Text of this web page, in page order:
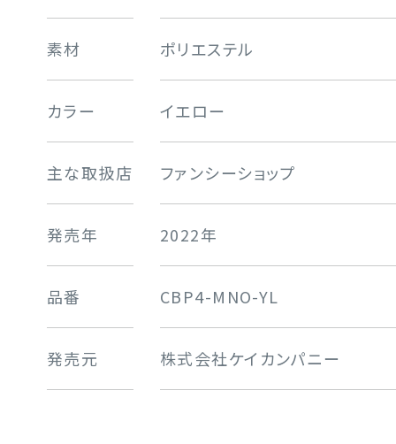
素材 ポリエステル
カラー イエロー
主な取扱店 ファンシーショップ
発売年 2022年
品番 CBP4-MNO-YL
発売元 株式会社ケイカンパニー